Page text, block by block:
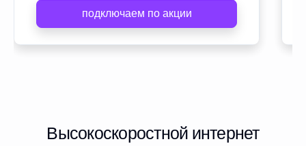
подключаем по акции
Высокоскоростной интернет